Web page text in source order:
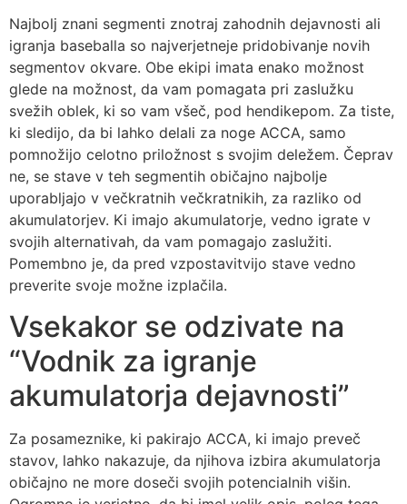
Najbolj znani segmenti znotraj zahodnih dejavnosti ali
igranja baseballa so najverjetneje pridobivanje novih
segmentov okvare. Obe ekipi imata enako možnost
glede na možnost, da vam pomagata pri zaslužku
svežih oblek, ki so vam všeč, pod hendikepom. Za tiste,
ki sledijo, da bi lahko delali za noge ACCA, samo
pomnožijo celotno priložnost s svojim deležem. Čeprav
ne, se stave v teh segmentih običajno najbolje
uporabljajo v večkratnih večkratnikih, za razliko od
akumulatorjev. Ki imajo akumulatorje, vedno igrate v
svojih alternativah, da vam pomagajo zaslužiti.
Pomembno je, da pred vzpostavitvijo stave vedno
preverite svoje možne izplačila.
Vsekakor se odzivate na
“Vodnik za igranje
akumulatorja dejavnosti”
Za posameznike, ki pakirajo ACCA, ki imajo preveč
stavov, lahko nakazuje, da njihova izbira akumulatorja
običajno ne more doseči svojih potencialnih višin.